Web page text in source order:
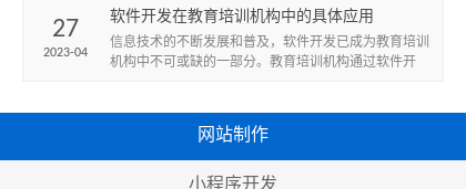
水平和竞争力。...
27
2023-04
软件开发在教育培训机构中的具体应用
信息技术的不断发展和普及，软件开发已成为教育培训
机构中不可或缺的一部分。教育培训机构通过软件开
网站制作